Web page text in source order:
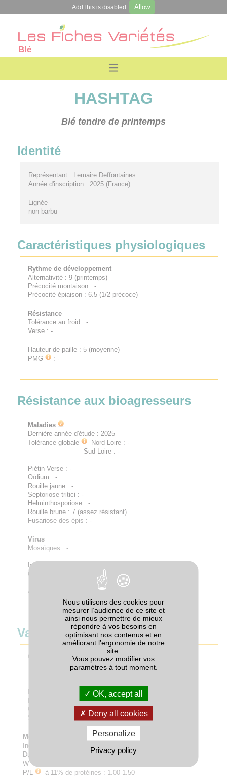
AddThis is disabled. Allow
Blé
HASHTAG
Blé tendre de printemps
Identité
Représentant : Lemaire Deffontaines
Année d'inscription : 2025 (France)
Lignée
non barbu
Caractéristiques physiologiques
Rythme de développement
Alternativité : 9 (printemps)
Précocité montaison : -
Précocité épiaison : 6.5 (1/2 précoce)
Résistance
Tolérance au froid : -
Verse : -
Hauteur de paille : 5 (moyenne)
PMG
: -
Résistance aux bioagresseurs
Maladies
Dernière année d'étude : 2025
Tolérance globale
Nord Loire : -
Sud Loire : -
Piétin Verse : -
Oïdium : -
Rouille jaune : -
Septoriose tritici : -
Helminthosporiose : -
Rouille brune : 7 (assez résistant)
Fusariose des épis : -
Virus
Mosaïques : -
Insectes
Cécidomyie orange : -
Adventices
Tolérance au chlortoluron : -
Valeur technologique
Classe qualité technologique :BP (Blé Panifiable)
Teneur en protéines : -
: -
Poids spécifique : -
Germination sur pied : 4 (assez sensible)
Sensibilité au Hagberg : -
Meunerie
Indice de Zélény
Dureté du grain : hard
W
P/L
à 11% de protéines : 1.00-1.50
Nous utilisons des cookies pour
mesurer l’audience de ce site et
ainsi nous permettre de mieux
répondre à vos besoins en
optimisant nos contenus et en
améliorant l’ergonomie de notre
site.
Vous pouvez modifier vos
paramètres à tout moment.
OK, accept all
Deny all cookies
Personalize
Privacy policy